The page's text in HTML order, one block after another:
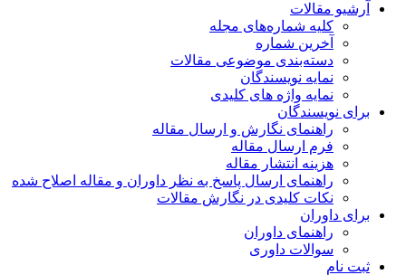
آرشیو مقالات
کلیه شماره‌های مجله
آخرین شماره
دسته‌بندی موضوعی مقالات
نمایه نویسندگان
نمایه واژه های کلیدی
برای نویسندگان
راهنمای نگارش و ارسال مقاله
فرم ارسال مقاله
هزینه انتشار مقاله
راهنمای ارسال پاسخ به نظر داوران و مقاله اصلاح شده
نکات کلیدی در نگارش مقالات
برای داوران
راهنمای داوران
سوالات داوری
ثبت نام